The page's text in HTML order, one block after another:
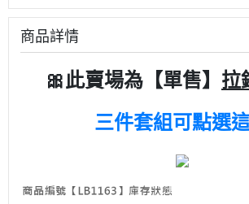
商品詳情
🎀此賣場為【單售】 拉
三件套組可點選